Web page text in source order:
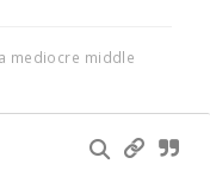
mediocre middle